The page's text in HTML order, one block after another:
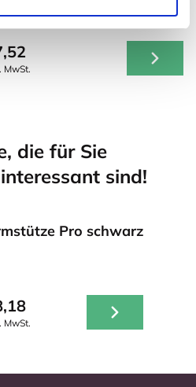
MwSt.
die für Sie
sind!
Pro schwarz
MwSt.